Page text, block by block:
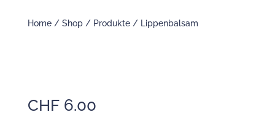
Home/ Shop/ Produkte/ Lippenbalsam
CHF6.00